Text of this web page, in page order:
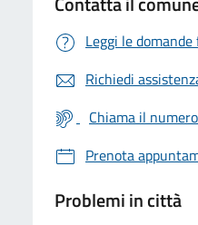
Leggi le
Richiedi
Chiama il
Prenota
Problemi in città